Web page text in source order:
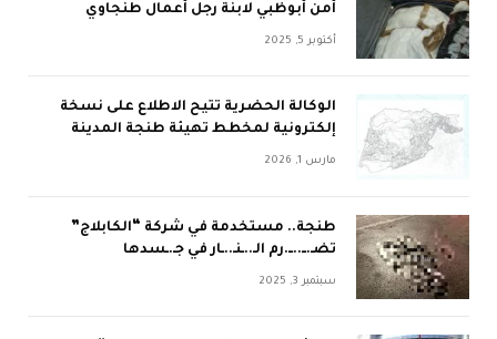
أمن أبوظبي لابنة رجل أعمال طنجاوي
أكتوبر 5, 2025
الوكالة الحضرية تتيح الاطلاع على نسخة
إلكترونية لمخطط تهيئة طنجة المدينة
مارس 1, 2026
طنجة.. مستخدمة في شركة “الكابلاج”
تضـ.ــ..ــ.رم الـ..ـنـ..ـار في جـ.ـسدها
سبتمبر 3, 2025